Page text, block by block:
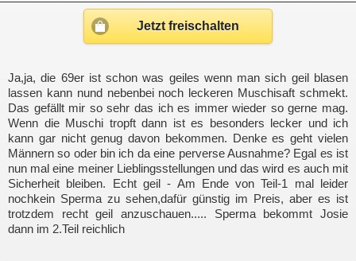
Jetzt freischalten
Ja,ja, die 69er ist schon was geiles wenn man sich geil blasen
lassen kann nund nebenbei noch leckeren Muschisaft schmekt.
Das gefällt mir so sehr das ich es immer wieder so gerne mag.
Wenn die Muschi tropft dann ist es besonders lecker und ich
kann gar nicht genug davon bekommen. Denke es geht vielen
Männern so oder bin ich da eine perverse Ausnahme? Egal es ist
nun mal eine meiner Lieblingsstellungen und das wird es auch mit
Sicherheit bleiben. Echt geil - Am Ende von Teil-1 mal leider
nochkein Sperma zu sehen,dafür günstig im Preis, aber es ist
trotzdem recht geil anzuschauen..... Sperma bekommt Josie
dann im 2.Teil reichlich